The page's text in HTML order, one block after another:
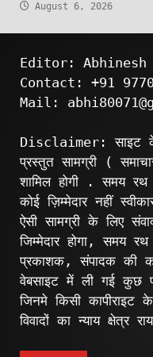
August 6, 2026
Editor: Abhinesh
Contact: +91
Mail:
Disclaimer: साइट के
प्रस्तुत सामग्री (
शामिल होगी . समय
कोई ज़िम्मेदार नहीं
ऐसी सामग्री के लिए
जिम्मेदार होगा, समय
प्रकाशक, संपादक की
वेबसाइट में ली गई कुछ
जिनमे किसी
विवादों का न्याय क्षेत्र